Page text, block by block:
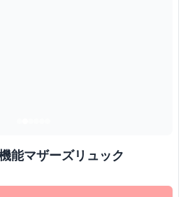
能マザーズリュック